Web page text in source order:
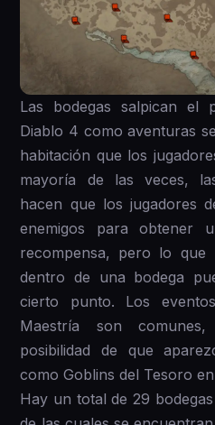
Las bodegas salpican el
Diablo 4 como aventuras
habitación que los
mayoría de las veces,
hacen que los jugadores
enemigos para obtener
recompensa, pero lo que
dentro de una bodega
cierto punto. Los
Maestría son
posibilidad de que
como Goblins del Tesoro
Hay un total de 29